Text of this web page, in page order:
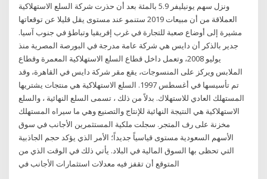
ونزل سهم يونيليفر 5.9 بالمئة بعد أن حذرت شركة السلع الاستهلاكية
العملاقة من أن مبيعات 2019 ستنمو عند مستوى يقل قليلا عن توقعاتها
مشيرة إلى أوضاع صعبة للتجارة في غرب إفريقيا وتباطؤ في جنوب آسيا.
جدير بالذكر أن دايس هي شركة عامة مدرجة في البورصة المصرية منذ
يوليو 2008، وتعمل داخل قطاع السلع الاستهلاكية المعمرة وقطاع
الملابس ويركز على المنسوجات، يقع مقر شركة دايس في القاهرة، وقد
تم تأسيسها في أغسطس 1997. السلع الاستهلاكية هي منتجات يشتريها
المستهلك العادي للاستهلاك. بدلاً من ذلك ، تسمى السلع النهائية ، والسلع
الاستهلاكية هي النتيجة النهائية للإنتاج والتصنيع وهي ما سيراه المستهلك
مخزنة على رف المتجر. سجلت ملكية المستثمرين الأجانب في سوق
الأسهم السعودية مستوى قياسياً جديداً؛ الأمر الذي يؤكد حجم الجاذبية
التي تحظى بها السوق المالية في البلاد. يأتي ذلك في الوقت الذي من
المتوقع أن تقفز فيه معدلات استثمارات الأجانب في